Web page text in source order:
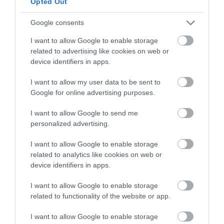
Google consents
I want to allow Google to enable storage
related to advertising like cookies on web or
device identifiers in apps.
I want to allow my user data to be sent to
Google for online advertising purposes.
I want to allow Google to send me
personalized advertising.
I want to allow Google to enable storage
related to analytics like cookies on web or
device identifiers in apps.
I want to allow Google to enable storage
related to functionality of the website or app.
I want to allow Google to enable storage
removemos con ayuda de unas varillas.
Dejamos al calor, sin dejar de remover, hasta
que espese ligeramente.
Si disponemos de termómetro digital nos
podremos ayudar de este para saber cuando
alcance65ºC aproximadamente, retiramos.
dejamos enfriar completamente.
anterior. Una vez que haya enfriado,
refrigeramos.